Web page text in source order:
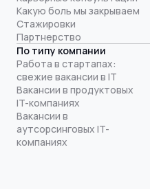
Какую боль мы закрываем
Стажировки
Партнерство
По типу компании
Работа в стартапах:
свежие вакансии в IT
Вакансии в продуктовых
IT-компаниях
Вакансии в
аутсорсинговых IT-
компаниях